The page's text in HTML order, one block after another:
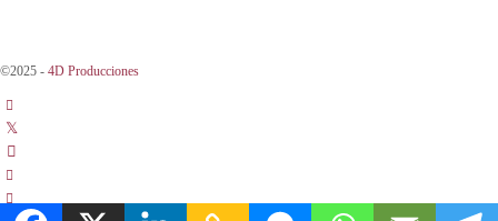
©2025 - 4D Producciones